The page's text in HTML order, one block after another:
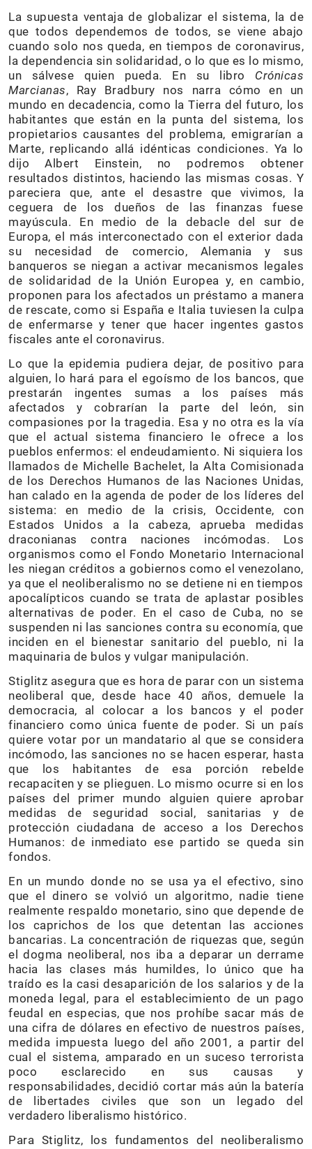
La supuesta ventaja de globalizar el sistema, la de
que todos dependemos de todos, se viene abajo
cuando solo nos queda, en tiempos de coronavirus,
la dependencia sin solidaridad, o lo que es lo mismo,
un sálvese quien pueda. En su libro Crónicas
Marcianas, Ray Bradbury nos narra cómo en un
mundo en decadencia, como la Tierra del futuro, los
habitantes que están en la punta del sistema, los
propietarios causantes del problema, emigrarían a
Marte, replicando allá idénticas condiciones. Ya lo
dijo Albert Einstein, no podremos obtener
resultados distintos, haciendo las mismas cosas. Y
pareciera que, ante el desastre que vivimos, la
ceguera de los dueños de las finanzas fuese
mayúscula. En medio de la debacle del sur de
Europa, el más interconectado con el exterior dada
su necesidad de comercio, Alemania y sus
banqueros se niegan a activar mecanismos legales
de solidaridad de la Unión Europea y, en cambio,
proponen para los afectados un préstamo a manera
de rescate, como si España e Italia tuviesen la culpa
de enfermarse y tener que hacer ingentes gastos
fiscales ante el coronavirus.
Lo que la epidemia pudiera dejar, de positivo para
alguien, lo hará para el egoísmo de los bancos, que
prestarán ingentes sumas a los países más
afectados y cobrarían la parte del león, sin
compasiones por la tragedia. Esa y no otra es la vía
que el actual sistema financiero le ofrece a los
pueblos enfermos: el endeudamiento. Ni siquiera los
llamados de Michelle Bachelet, la Alta Comisionada
de los Derechos Humanos de las Naciones Unidas,
han calado en la agenda de poder de los líderes del
sistema: en medio de la crisis, Occidente, con
Estados Unidos a la cabeza, aprueba medidas
draconianas contra naciones incómodas. Los
organismos como el Fondo Monetario Internacional
les niegan créditos a gobiernos como el venezolano,
ya que el neoliberalismo no se detiene ni en tiempos
apocalípticos cuando se trata de aplastar posibles
alternativas de poder. En el caso de Cuba, no se
suspenden ni las sanciones contra su economía, que
inciden en el bienestar sanitario del pueblo, ni la
maquinaria de bulos y vulgar manipulación.
Stiglitz asegura que es hora de parar con un sistema
neoliberal que, desde hace 40 años, demuele la
democracia, al colocar a los bancos y el poder
financiero como única fuente de poder. Si un país
quiere votar por un mandatario al que se considera
incómodo, las sanciones no se hacen esperar, hasta
que los habitantes de esa porción rebelde
recapaciten y se plieguen. Lo mismo ocurre si en los
países del primer mundo alguien quiere aprobar
medidas de seguridad social, sanitarias y de
protección ciudadana de acceso a los Derechos
Humanos: de inmediato ese partido se queda sin
fondos.
En un mundo donde no se usa ya el efectivo, sino
que el dinero se volvió un algoritmo, nadie tiene
realmente respaldo monetario, sino que depende de
los caprichos de los que detentan las acciones
bancarias. La concentración de riquezas que, según
el dogma neoliberal, nos iba a deparar un derrame
hacia las clases más humildes, lo único que ha
traído es la casi desaparición de los salarios y de la
moneda legal, para el establecimiento de un pago
feudal en especias, que nos prohíbe sacar más de
una cifra de dólares en efectivo de nuestros países,
medida impuesta luego del año 2001, a partir del
cual el sistema, amparado en un suceso terrorista
poco esclarecido en sus causas y
responsabilidades, decidió cortar más aún la batería
de libertades civiles que son un legado del
verdadero liberalismo histórico.
Para Stiglitz, los fundamentos del neoliberalismo